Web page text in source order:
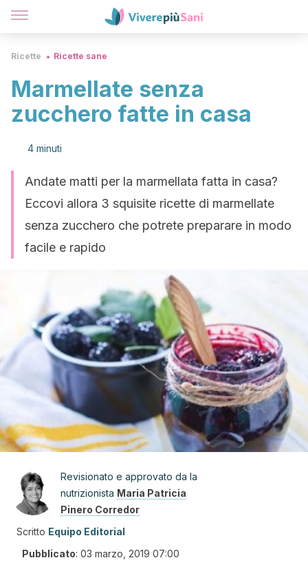
Ricette Ricette sane
Marmellate senza
zucchero fatte in casa
4 minuti
Andate matti per la marmellata fatta in casa?
Eccovi allora 3 squisite ricette di marmellate
senza zucchero che potrete preparare in modo
facile e rapido
Revisionato e approvato da la
nutrizionista Maria Patricia
Pinero Corredor
Scritto Equipo Editorial
Pubblicato: 03 marzo, 2019 07:00